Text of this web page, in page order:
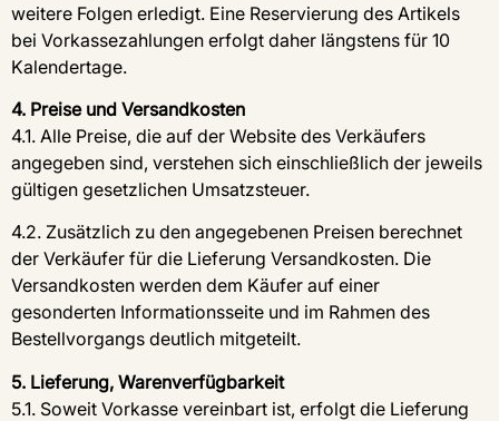
weitere Folgen erledigt. Eine Reservierung des Artikels
bei Vorkassezahlungen erfolgt daher längstens für 10
Kalendertage.
4. Preise und Versandkosten
4.1. Alle Preise, die auf der Website des Verkäufers
angegeben sind, verstehen sich einschließlich der jeweils
gültigen gesetzlichen Umsatzsteuer.
4.2. Zusätzlich zu den angegebenen Preisen berechnet
der Verkäufer für die Lieferung Versandkosten. Die
Versandkosten werden dem Käufer auf einer
gesonderten Informationsseite und im Rahmen des
Bestellvorgangs deutlich mitgeteilt.
5. Lieferung, Warenverfügbarkeit
5.1. Soweit Vorkasse vereinbart ist, erfolgt die Lieferung